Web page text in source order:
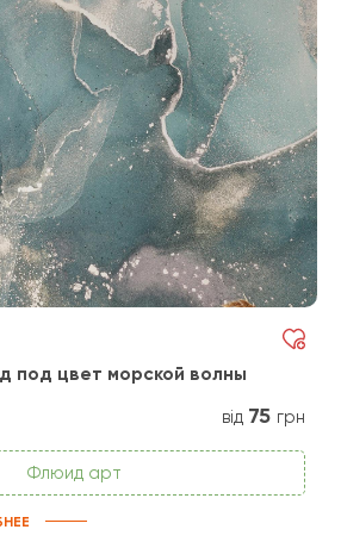
цвет морской волны
від 75 грн
Флюид арт